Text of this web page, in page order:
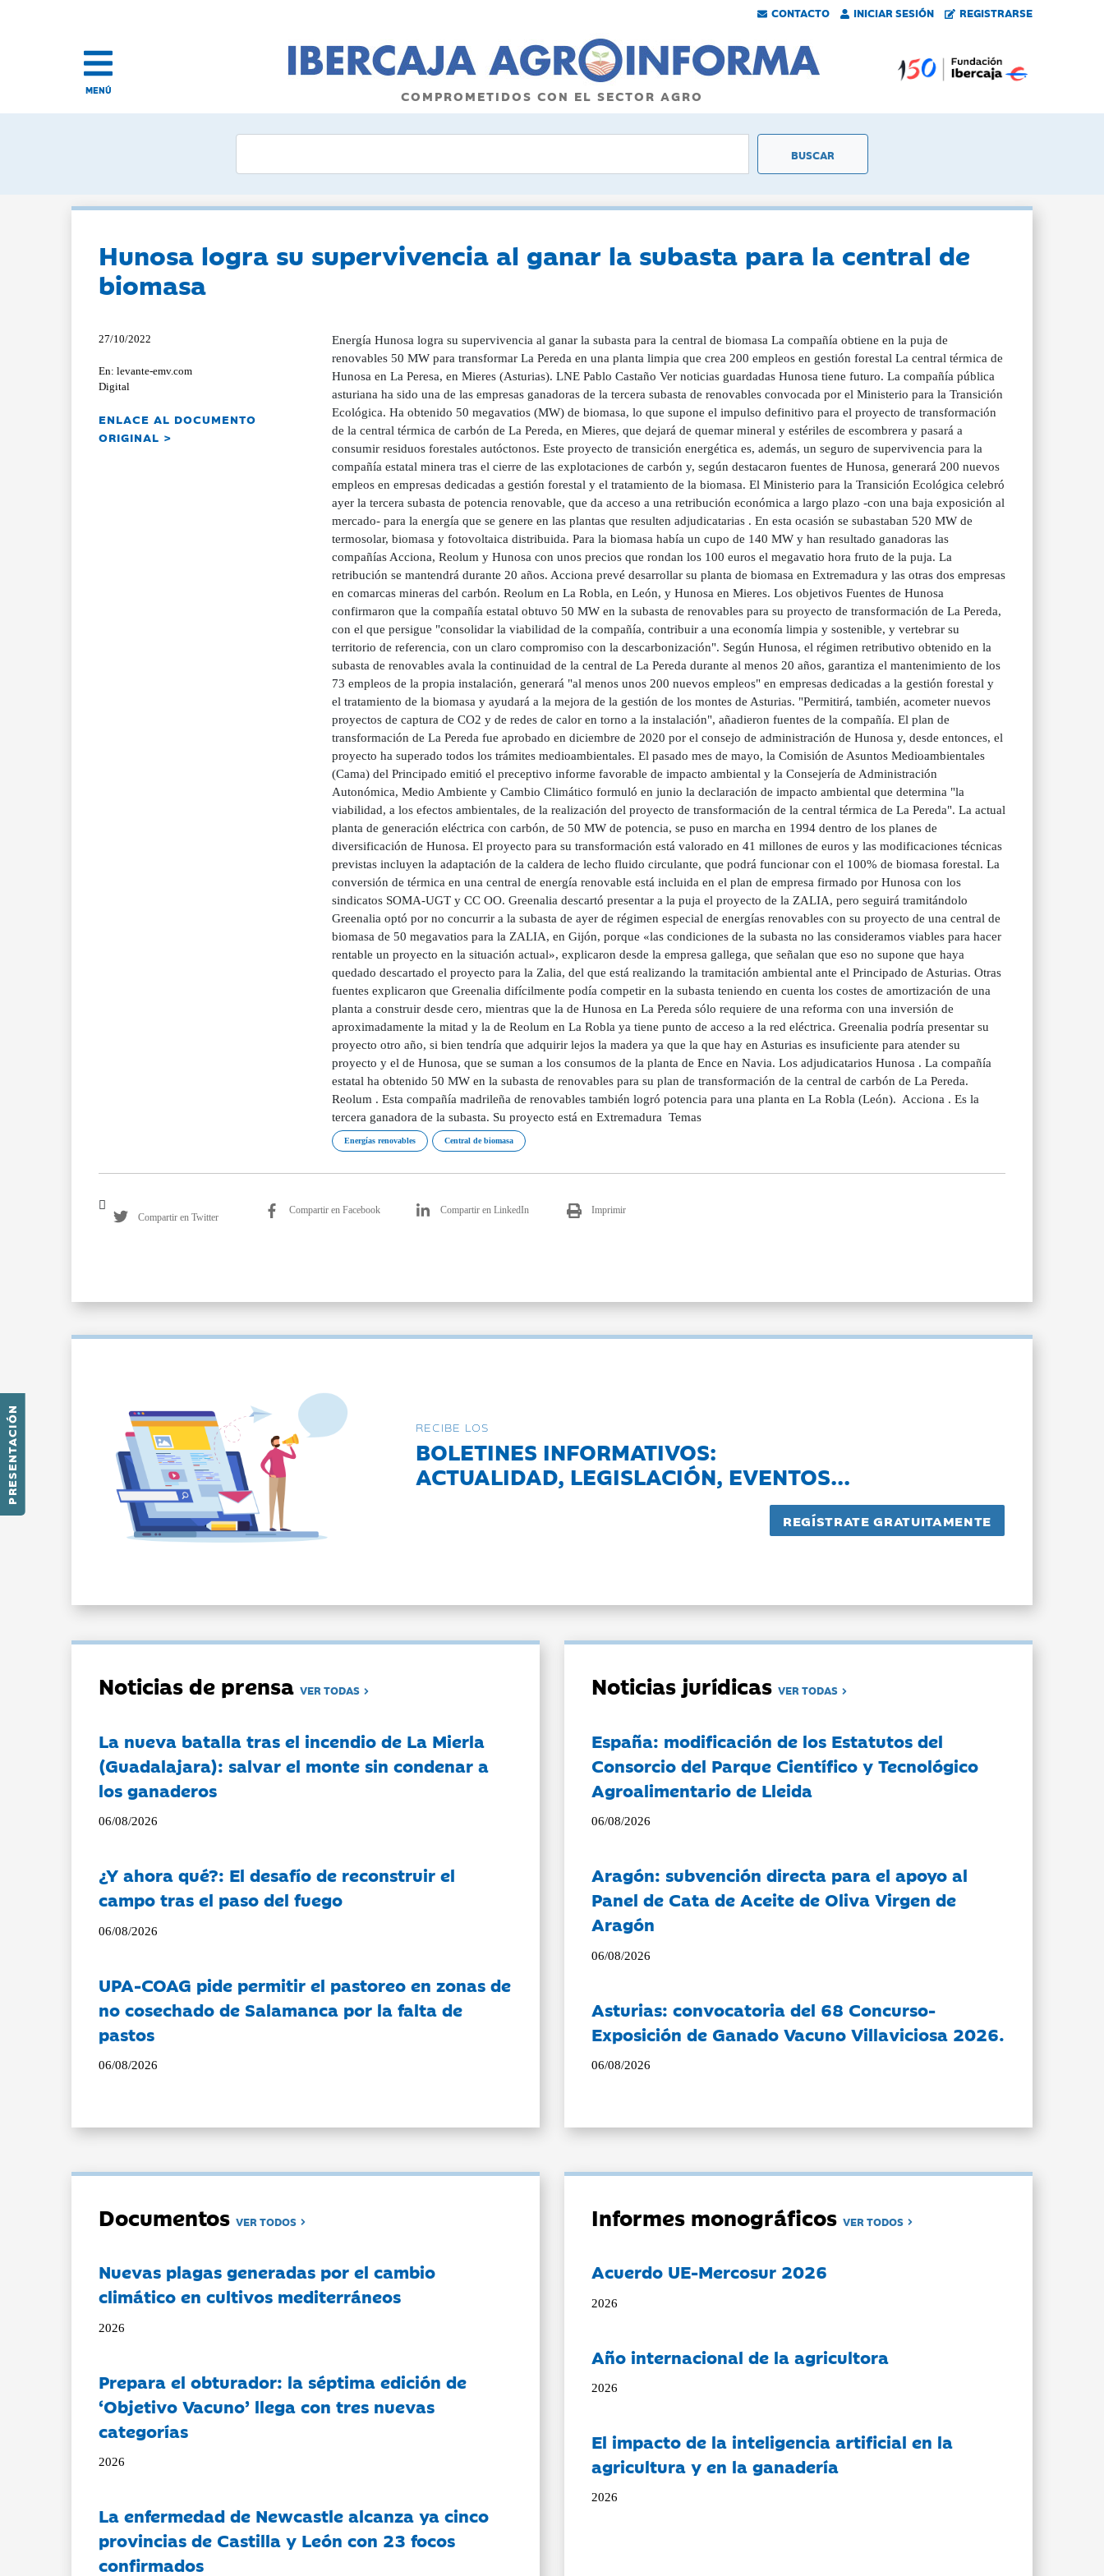
CONTACTO INICIAR SESIÓN REGISTRARSE
PRESENTACIÓN
MENÚ COMPROMETIDOS CON EL SECTOR AGRO
Hunosa logra su supervivencia al ganar la subasta para la central de
biomasa
27/10/2022
En: levante-emv.com
Digital
ENLACE AL DOCUMENTO
ORIGINAL >
Energía Hunosa logra su supervivencia al ganar la subasta para la central de biomasa La compañía obtiene en la puja de
renovables 50 MW para transformar La Pereda en una planta limpia que crea 200 empleos en gestión forestal La central térmica de
Hunosa en La Peresa, en Mieres (Asturias). LNE Pablo Castaño Ver noticias guardadas Hunosa tiene futuro. La compañía pública
asturiana ha sido una de las empresas ganadoras de la tercera subasta de renovables convocada por el Ministerio para la Transición
Ecológica. Ha obtenido 50 megavatios (MW) de biomasa, lo que supone el impulso definitivo para el proyecto de transformación
de la central térmica de carbón de La Pereda, en Mieres, que dejará de quemar mineral y estériles de escombrera y pasará a
consumir residuos forestales autóctonos. Este proyecto de transición energética es, además, un seguro de supervivencia para la
compañía estatal minera tras el cierre de las explotaciones de carbón y, según destacaron fuentes de Hunosa, generará 200 nuevos
empleos en empresas dedicadas a gestión forestal y el tratamiento de la biomasa. El Ministerio para la Transición Ecológica celebró
ayer la tercera subasta de potencia renovable, que da acceso a una retribución económica a largo plazo -con una baja exposición al
mercado- para la energía que se genere en las plantas que resulten adjudicatarias . En esta ocasión se subastaban 520 MW de
termosolar, biomasa y fotovoltaica distribuida. Para la biomasa había un cupo de 140 MW y han resultado ganadoras las
compañías Acciona, Reolum y Hunosa con unos precios que rondan los 100 euros el megavatio hora fruto de la puja. La
retribución se mantendrá durante 20 años. Acciona prevé desarrollar su planta de biomasa en Extremadura y las otras dos empresas
en comarcas mineras del carbón. Reolum en La Robla, en León, y Hunosa en Mieres. Los objetivos Fuentes de Hunosa
confirmaron que la compañía estatal obtuvo 50 MW en la subasta de renovables para su proyecto de transformación de La Pereda,
con el que persigue "consolidar la viabilidad de la compañía, contribuir a una economía limpia y sostenible, y vertebrar su
territorio de referencia, con un claro compromiso con la descarbonización". Según Hunosa, el régimen retributivo obtenido en la
subasta de renovables avala la continuidad de la central de La Pereda durante al menos 20 años, garantiza el mantenimiento de los
73 empleos de la propia instalación, generará "al menos unos 200 nuevos empleos" en empresas dedicadas a la gestión forestal y
el tratamiento de la biomasa y ayudará a la mejora de la gestión de los montes de Asturias. "Permitirá, también, acometer nuevos
proyectos de captura de CO2 y de redes de calor en torno a la instalación", añadieron fuentes de la compañía. El plan de
transformación de La Pereda fue aprobado en diciembre de 2020 por el consejo de administración de Hunosa y, desde entonces, el
proyecto ha superado todos los trámites medioambientales. El pasado mes de mayo, la Comisión de Asuntos Medioambientales
(Cama) del Principado emitió el preceptivo informe favorable de impacto ambiental y la Consejería de Administración
Autonómica, Medio Ambiente y Cambio Climático formuló en junio la declaración de impacto ambiental que determina "la
viabilidad, a los efectos ambientales, de la realización del proyecto de transformación de la central térmica de La Pereda". La actual
planta de generación eléctrica con carbón, de 50 MW de potencia, se puso en marcha en 1994 dentro de los planes de
diversificación de Hunosa. El proyecto para su transformación está valorado en 41 millones de euros y las modificaciones técnicas
previstas incluyen la adaptación de la caldera de lecho fluido circulante, que podrá funcionar con el 100% de biomasa forestal. La
conversión de térmica en una central de energía renovable está incluida en el plan de empresa firmado por Hunosa con los
sindicatos SOMA-UGT y CC OO. Greenalia descartó presentar a la puja el proyecto de la ZALIA, pero seguirá tramitándolo
Greenalia optó por no concurrir a la subasta de ayer de régimen especial de energías renovables con su proyecto de una central de
biomasa de 50 megavatios para la ZALIA, en Gijón, porque «las condiciones de la subasta no las consideramos viables para hacer
rentable un proyecto en la situación actual», explicaron desde la empresa gallega, que señalan que eso no supone que haya
quedado descartado el proyecto para la Zalia, del que está realizando la tramitación ambiental ante el Principado de Asturias. Otras
fuentes explicaron que Greenalia difícilmente podía competir en la subasta teniendo en cuenta los costes de amortización de una
planta a construir desde cero, mientras que la de Hunosa en La Pereda sólo requiere de una reforma con una inversión de
aproximadamente la mitad y la de Reolum en La Robla ya tiene punto de acceso a la red eléctrica. Greenalia podría presentar su
proyecto otro año, si bien tendría que adquirir lejos la madera ya que la que hay en Asturias es insuficiente para atender su
proyecto y el de Hunosa, que se suman a los consumos de la planta de Ence en Navia. Los adjudicatarios Hunosa . La compañía
estatal ha obtenido 50 MW en la subasta de renovables para su plan de transformación de la central de carbón de La Pereda.
Reolum . Esta compañía madrileña de renovables también logró potencia para una planta en La Robla (León). Acciona . Es la
tercera ganadora de la subasta. Su proyecto está en Extremadura Temas
Energías renovables Central de biomasa
Compartir en Twitter
Compartir en Facebook Compartir en LinkedIn Imprimir
RECIBE LOS
BOLETINES INFORMATIVOS:
ACTUALIDAD, LEGISLACIÓN, EVENTOS...
Noticias de prensaVER TODAS
La nueva batalla tras el incendio de La Mierla
(Guadalajara): salvar el monte sin condenar a
los ganaderos
06/08/2026
¿Y ahora qué?: El desafío de reconstruir el
campo tras el paso del fuego
06/08/2026
UPA-COAG pide permitir el pastoreo en zonas de
no cosechado de Salamanca por la falta de
pastos
06/08/2026
Noticias jurídicasVER TODAS
España: modificación de los Estatutos del
Consorcio del Parque Científico y Tecnológico
Agroalimentario de Lleida
06/08/2026
Aragón: subvención directa para el apoyo al
Panel de Cata de Aceite de Oliva Virgen de
Aragón
06/08/2026
Asturias: convocatoria del 68 Concurso-
Exposición de Ganado Vacuno Villaviciosa 2026.
06/08/2026
DocumentosVER TODOS
Nuevas plagas generadas por el cambio
climático en cultivos mediterráneos
2026
Prepara el obturador: la séptima edición de
‘Objetivo Vacuno’ llega con tres nuevas
categorías
2026
La enfermedad de Newcastle alcanza ya cinco
provincias de Castilla y León con 23 focos
confirmados
Informes monográficosVER TODOS
Acuerdo UE-Mercosur 2026
2026
Año internacional de la agricultora
2026
El impacto de la inteligencia artificial en la
agricultura y en la ganadería
2026